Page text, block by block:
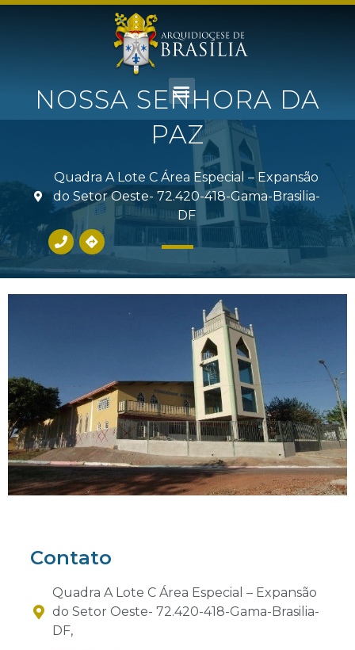
NOSSA SENHORA DA
PAZ
Quadra A Lote C Área Especial – Expansão
do Setor Oeste- 72.420-418-Gama-Brasilia-
DF
Contato
Quadra A Lote C Área Especial – Expansão
do Setor Oeste- 72.420-418-Gama-Brasilia-
DF,